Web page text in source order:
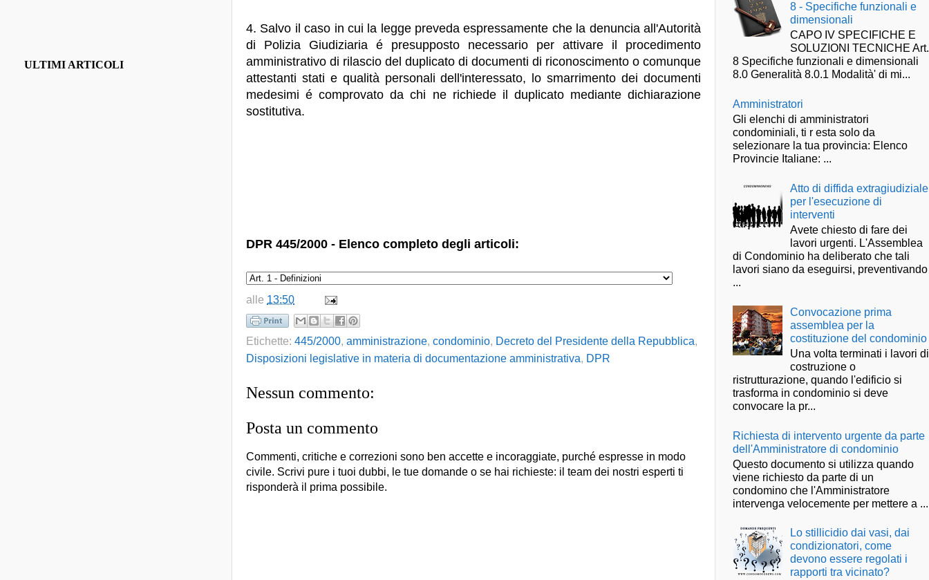
4. Salvo il caso in cui la legge preveda espressamente che la denuncia all'Autorità
di Polizia Giudiziaria é presupposto necessario per attivare il procedimento
amministrativo di rilascio del duplicato di documenti di riconoscimento o comunque
attestanti stati e qualità personali dell'interessato, lo smarrimento dei documenti
medesimi é comprovato da chi ne richiede il duplicato mediante dichiarazione
sostitutiva.
DPR 445/2000 - Elenco completo degli articoli:
alle 13:50
Etichette: 445/2000, amministrazione, condominio, Decreto del Presidente della Repubblica,
Disposizioni legislative in materia di documentazione amministrativa, DPR
Nessun commento:
Posta un commento
Commenti, critiche e correzioni sono ben accette e incoraggiate, purché espresse in modo
civile. Scrivi pure i tuoi dubbi, le tue domande o se hai richieste: il team dei nostri esperti ti
risponderà il prima possibile.
ULTIMI ARTICOLI
8 - Specifiche funzionali e
dimensionali
CAPO IV SPECIFICHE E
SOLUZIONI TECNICHE Art.
8 Specifiche funzionali e dimensionali
8.0 Generalità 8.0.1 Modalità' di mi...
Amministratori
Gli elenchi di amministratori
condominiali, ti r esta solo da
selezionare la tua provincia: Elenco
Provincie Italiane: ...
Atto di diffida extragiudiziale
per l'esecuzione di
interventi
Avete chiesto di fare dei
lavori urgenti. L'Assemblea
di Condominio ha deliberato che tali
lavori siano da eseguirsi, preventivando
...
Convocazione prima
assemblea per la
costituzione del condominio
Una volta terminati i lavori di
costruzione o
ristrutturazione, quando l'edificio si
trasforma in condominio si deve
convocare la pr...
Richiesta di intervento urgente da parte
dell'Amministratore di condominio
Questo documento si utilizza quando
viene richiesto da parte di un
condomino che l'Amministratore
intervenga velocemente per mettere a ...
Lo stillicidio dai vasi, dai
condizionatori, come
devono essere regolati i
rapporti tra vicinato?